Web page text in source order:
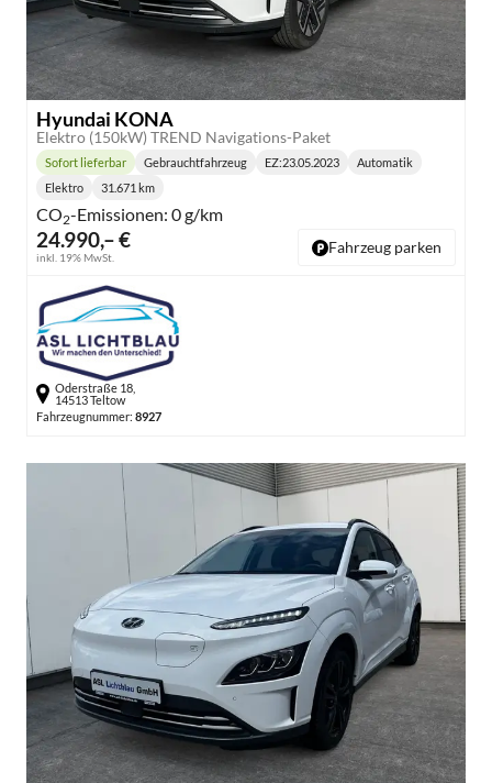
Hyundai KONA
Elektro (150kW) TREND Navigations-Paket
24.990,– €
inkl. 19% MwSt.
Lieferzeit:
Sofort lieferbar Gebrauchtfahrzeug EZ:23.05.2023 Automatik
Elektro 31.671 km
CO2-Emissionen: 0 g/km
Fahrzeug parken
Oderstraße 18,
14513 Teltow
Fahrzeugnummer: 8927